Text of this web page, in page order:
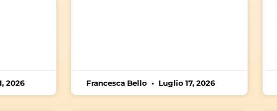
2026 Francesca Bello Luglio 17, 2026